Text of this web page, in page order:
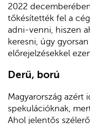
2022
tőkésítették fel a
adni-venni, hiszen
keresni, úgy
előrejelzésekkel
Derű, ború
Magyarország azért
spekulációknak,
Ahol jelentős